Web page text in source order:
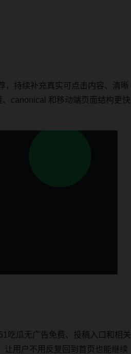
，持续补充真实可点击内容、清晰
canonical 和移动端页面结构更快
吃瓜无广告免费、投稿入口和相关
让用户不用反复回到首页也能继续